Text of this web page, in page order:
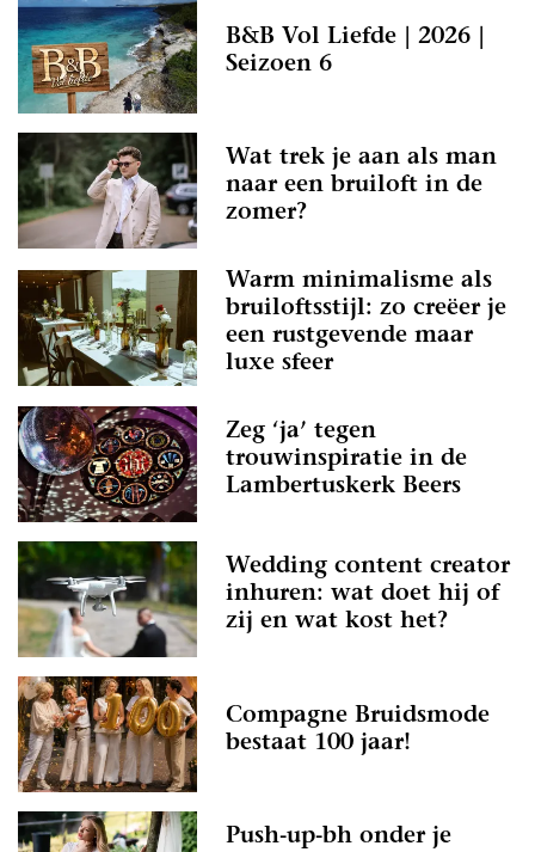
B&B Vol Liefde | 2026 |
Seizoen 6
Wat trek je aan als man
naar een bruiloft in de
zomer?
Warm minimalisme als
bruiloftsstijl: zo creëer je
een rustgevende maar
luxe sfeer
Zeg ‘ja’ tegen
trouwinspiratie in de
Lambertuskerk Beers
Wedding content creator
inhuren: wat doet hij of
zij en wat kost het?
Compagne Bruidsmode
bestaat 100 jaar!
Push-up-bh onder je